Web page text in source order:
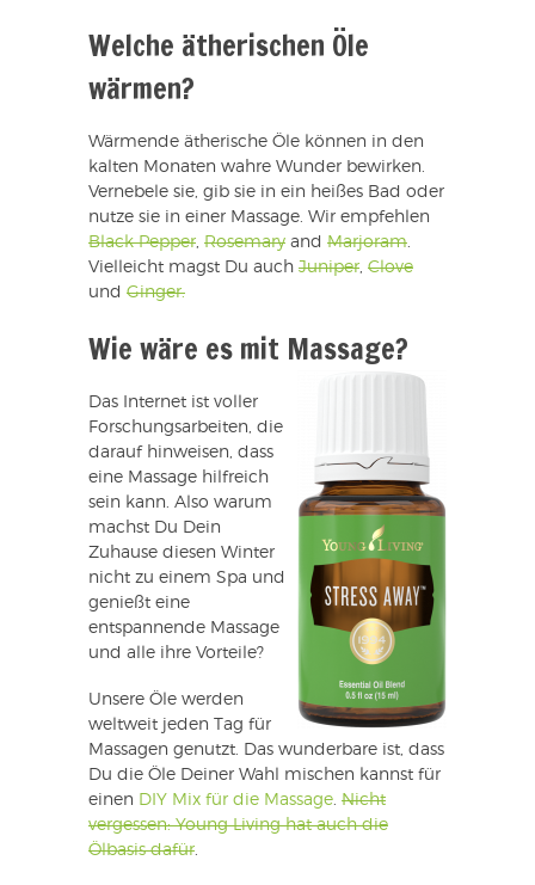
Welche ätherischen Öle
wärmen?
Wärmende ätherische Öle können in den
kalten Monaten wahre Wunder bewirken.
Vernebele sie, gib sie in ein heißes Bad oder
nutze sie in einer Massage. Wir empfehlen
Black Pepper Rosemary and Marjoram
Vielleicht magst Du auch Juniper Clove
und Ginger.
Wie wäre es mit Massage?
Das Internet ist voller
Forschungsarbeiten, die
darauf hinweisen, dass
eine Massage hilfreich
sein kann. Also warum
machst Du Dein
Zuhause diesen Winter
nicht zu einem Spa und
genießt eine
entspannende Massage
und alle ihre Vorteile?
Unsere Öle werden
weltweit jeden Tag für
Massagen genutzt. Das wunderbare ist, dass
Du die Öle Deiner Wahl mischen kannst für
einen DIY Mix für die Massage Nicht
vergessen: Young Living hat auch die
Ölbasis dafür